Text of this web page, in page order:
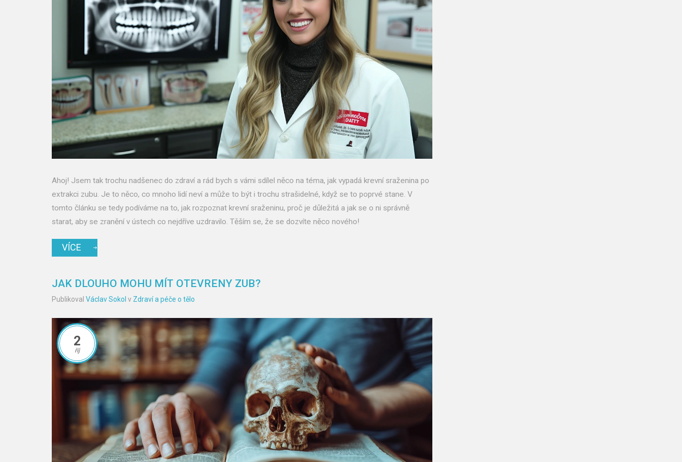
Ahoj! Jsem tak trochu nadšenec do zdraví a rád bych s vámi sdílel něco na téma, jak vypadá krevní sraženina po
extrakci zubu. Je to něco, co mnoho lidí neví a může to být i trochu strašidelné, když se to poprvé stane. V
tomto článku se tedy podíváme na to, jak rozpoznat krevní sraženinu, proč je důležitá a jak se o ni správně
starat, aby se zranění v ústech co nejdříve uzdravilo. Těším se, že se dozvíte něco nového!
VÍCE
JAK DLOUHO MOHU MÍT OTEVRENY ZUB?
Publikoval Václav Sokol v Zdraví a péče o tělo
2
říj